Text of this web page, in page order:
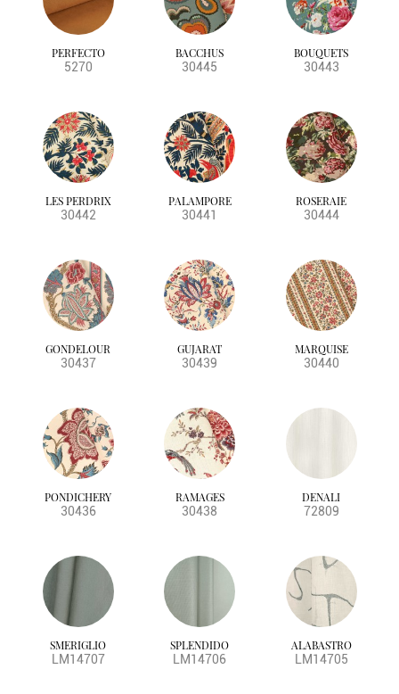
PERFECTO
5270
BACCHUS
30445
BOUQUETS
30443
LES PERDRIX
30442
PALAMPORE
30441
ROSERAIE
30444
GONDELOUR
30437
GUJARAT
30439
MARQUISE
30440
PONDICHERY
30436
RAMAGES
30438
DENALI
72809
SMERIGLIO
LM14707
SPLENDIDO
LM14706
ALABASTRO
LM14705